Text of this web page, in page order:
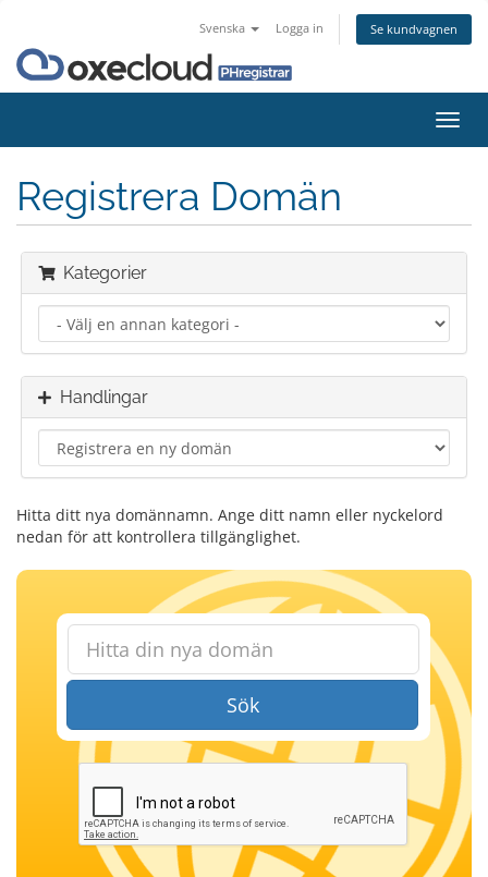
Svenska Logga in Se kundvagnen
Växla
Registrera Domän
Kategorier
Handlingar
Hitta ditt nya domännamn. Ange ditt namn eller nyckelord
nedan för att kontrollera tillgänglighet.
Sök